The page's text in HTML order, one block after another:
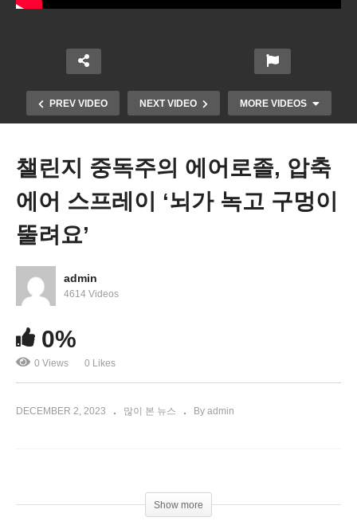
PREV VIDEO NEXT VIDEO MORE VIDEOS
미국 보통가정 생활비 3년전보다 연 1만 1400달러
더 쓰고 있다
챌린지 중독주의 에어로졸, 압축
에어 스프레이 ‘뇌가 녹고 구멍이
뚤려요’
admin
4614 Videos
0%
0 Views 0 Likes
DECEMBER 2, 2023 많이 본 뉴스 By admin
Show more